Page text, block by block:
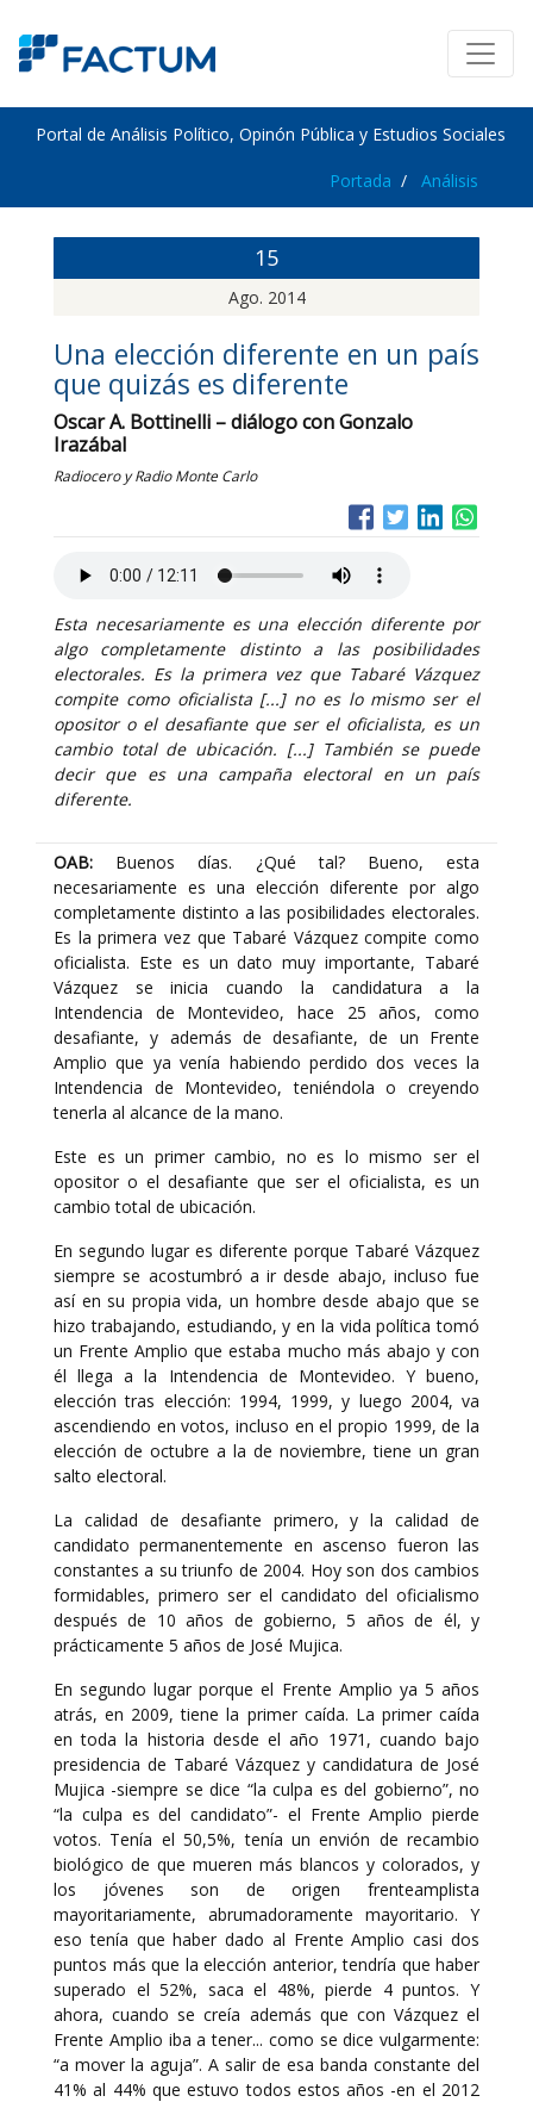
Portal de Análisis Político, Opinón Pública y Estudios Sociales
Portada Análisis
15
Ago. 2014
Una elección diferente en un país
que quizás es diferente
Oscar A. Bottinelli – diálogo con Gonzalo
Irazábal
Radiocero y Radio Monte Carlo
Esta necesariamente es una elección diferente por
algo completamente distinto a las posibilidades
electorales. Es la primera vez que Tabaré Vázquez
compite como oficialista [...] no es lo mismo ser el
opositor o el desafiante que ser el oficialista, es un
cambio total de ubicación. [...] También se puede
decir que es una campaña electoral en un país
diferente.
OAB: Buenos días. ¿Qué tal? Bueno, esta
necesariamente es una elección diferente por algo
completamente distinto a las posibilidades electorales.
Es la primera vez que Tabaré Vázquez compite como
oficialista. Este es un dato muy importante, Tabaré
Vázquez se inicia cuando la candidatura a la
Intendencia de Montevideo, hace 25 años, como
desafiante, y además de desafiante, de un Frente
Amplio que ya venía habiendo perdido dos veces la
Intendencia de Montevideo, teniéndola o creyendo
tenerla al alcance de la mano.
Este es un primer cambio, no es lo mismo ser el
opositor o el desafiante que ser el oficialista, es un
cambio total de ubicación.
En segundo lugar es diferente porque Tabaré Vázquez
siempre se acostumbró a ir desde abajo, incluso fue
así en su propia vida, un hombre desde abajo que se
hizo trabajando, estudiando, y en la vida política tomó
un Frente Amplio que estaba mucho más abajo y con
él llega a la Intendencia de Montevideo. Y bueno,
elección tras elección: 1994, 1999, y luego 2004, va
ascendiendo en votos, incluso en el propio 1999, de la
elección de octubre a la de noviembre, tiene un gran
salto electoral.
La calidad de desafiante primero, y la calidad de
candidato permanentemente en ascenso fueron las
constantes a su triunfo de 2004. Hoy son dos cambios
formidables, primero ser el candidato del oficialismo
después de 10 años de gobierno, 5 años de él, y
prácticamente 5 años de José Mujica.
En segundo lugar porque el Frente Amplio ya 5 años
atrás, en 2009, tiene la primer caída. La primer caída
en toda la historia desde el año 1971, cuando bajo
presidencia de Tabaré Vázquez y candidatura de José
Mujica -siempre se dice “la culpa es del gobierno”, no
“la culpa es del candidato”- el Frente Amplio pierde
votos. Tenía el 50,5%, tenía un envión de recambio
biológico de que mueren más blancos y colorados, y
los jóvenes son de origen frenteamplista
mayoritariamente, abrumadoramente mayoritario. Y
eso tenía que haber dado al Frente Amplio casi dos
puntos más que la elección anterior, tendría que haber
superado el 52%, saca el 48%, pierde 4 puntos. Y
ahora, cuando se creía además que con Vázquez el
Frente Amplio iba a tener... como se dice vulgarmente:
“a mover la aguja”. A salir de esa banda constante del
41% al 44% que estuvo todos estos años -en el 2012